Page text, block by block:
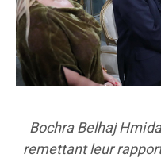
Bochra Belhaj
remettant leur